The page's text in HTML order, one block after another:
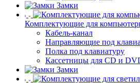
Замки
Комплектующие для
Кабель-канал
Направляющие под
Полка под клавиатуру
Кассетницы для CD и
Замки